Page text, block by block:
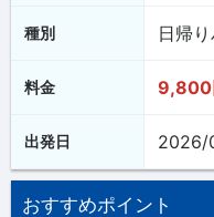
種別 日帰
料金 9,800
出発日 2026/
おすすめポイント